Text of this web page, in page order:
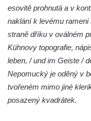
Socha Civilizovaní
Českých
Socha svatého
Sadech u Mlýnské
Budějovicích
Sochy brouků u
Budějovicích
esovitě prohnutá a v
naklání k levému
straně dříku v oválném
Kühnovy topografie,
leben, / und im Geiste /
Nepomucký je oděný v
tvořeném mimo jiné
posazený kvadrátek.